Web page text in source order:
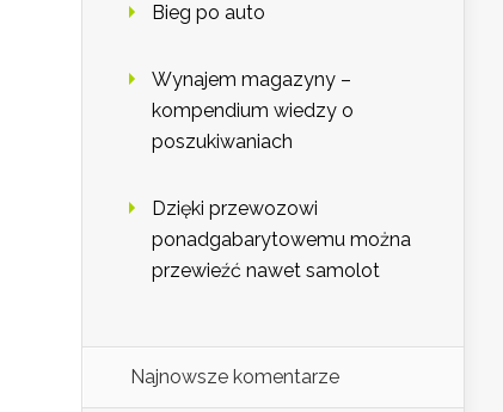
Bieg po auto
Wynajem magazyny –
kompendium wiedzy o
poszukiwaniach
Dzięki przewozowi
ponadgabarytowemu można
przewieźć nawet samolot
Najnowsze komentarze